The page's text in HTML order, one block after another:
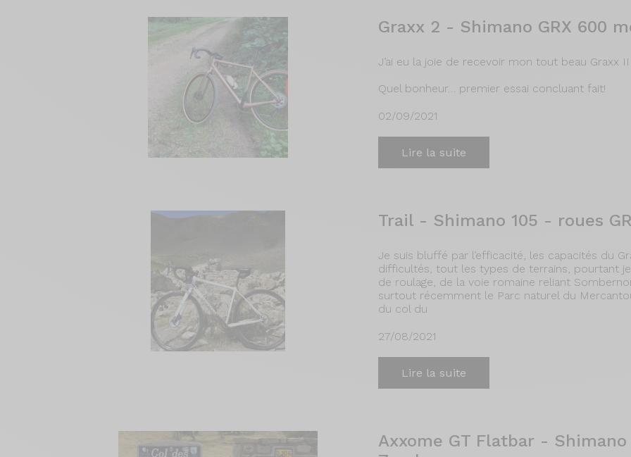
Graxx 2 - Shimano GRX 600
J’ai eu la joie de recevoir mon tout beau Graxx II
Quel bonheur… premier essai concluant fait!
02/09/2021
Lire la suite
Trail - Shimano 105 - roues
Je suis bluffé par l’efficacité, les capacités du
difficultés, tout les types de terrains, pourtant
de roulage, de la voie romaine reliant
surtout récemment le Parc naturel du
du col du
27/08/2021
Lire la suite
Axxome GT Flatbar -